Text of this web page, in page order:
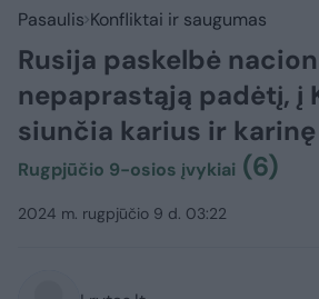
Pasaulis Konfliktai ir saugumas
Rusija paskelbė
nepaprastąją padėtį, į
siunčia karius ir
Rugpjūčio 9-osios įvykiai (6)
2024 m. rugpjūčio 9 d. 03:22